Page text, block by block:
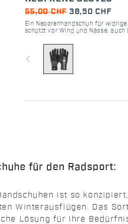
55,00 CHF 38,50 CHF
Ein Neoprenhandschuh für
schützt vor Wind und Nässe, auch
navigate_before
für den Radsport:
ist so
Winterausflügen. Das
Lösung für Ihre